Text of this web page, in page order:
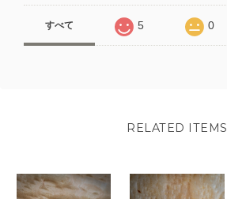
すべて 5 0
RELATED ITEMS